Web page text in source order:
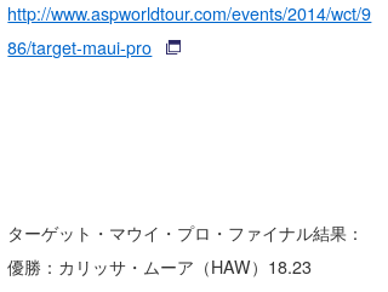
http://www.aspworldtour.com/events/2014/wct/9
86/target-maui-pro
ターゲット・マウイ・プロ・ファイナル結果：
優勝：カリッサ・ムーア（HAW）18.23